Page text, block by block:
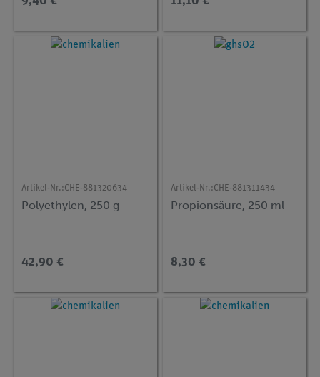
Artikel-Nr.:CHE-881320634
Polyethylen, 250 g
42,90 €
Artikel-Nr.:CHE-881311434
Propionsäure, 250 ml
8,30 €